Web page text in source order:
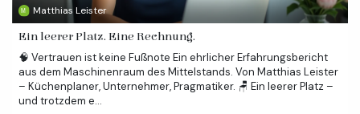
Matthias Leister
Ein leerer Platz. Eine Rechnung.
🧠 Vertrauen ist keine Fußnote Ein ehrlicher Erfahrungsbericht
aus dem Maschinenraum des Mittelstands. Von Matthias Leister
– Küchenplaner, Unternehmer, Pragmatiker. 🪑 Ein leerer Platz –
und trotzdem e...